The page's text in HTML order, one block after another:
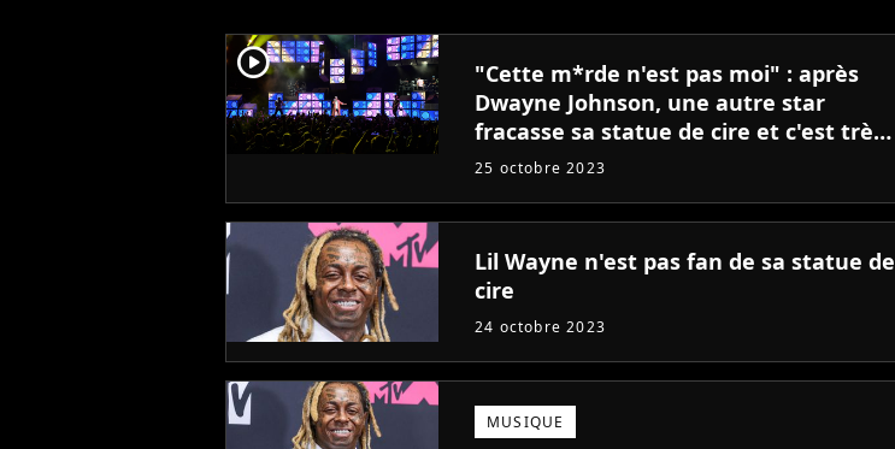
player2
"Cette m*rde n'est pas moi" : après
Dwayne Johnson, une autre star
fracasse sa statue de cire et c'est très
violent
25 octobre 2023
Lil Wayne n'est pas fan de sa statue de
cire
24 octobre 2023
MUSIQUE